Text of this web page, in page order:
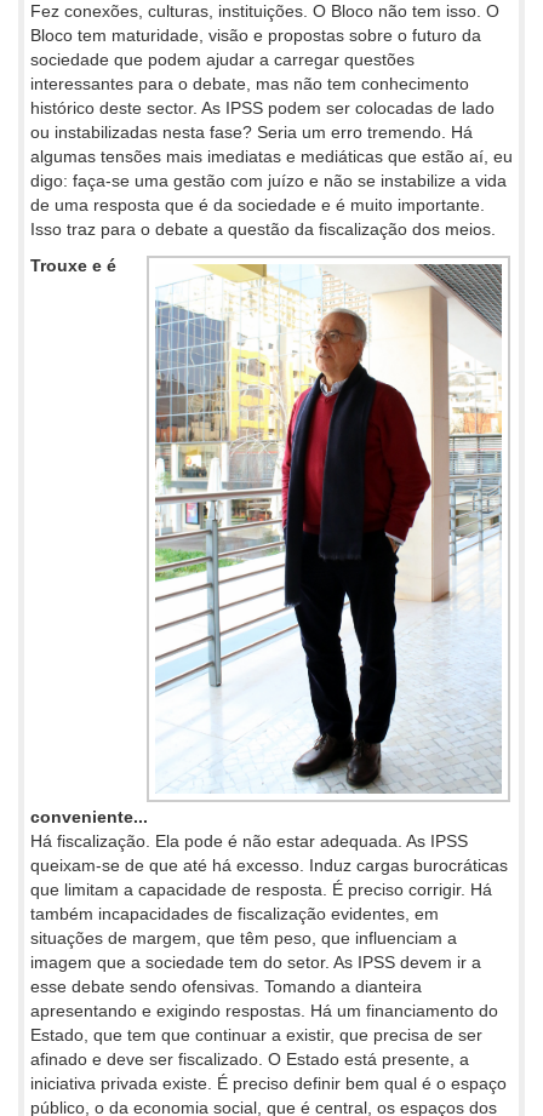
Fez conexões, culturas, instituições. O Bloco não tem isso. O
Bloco tem maturidade, visão e propostas sobre o futuro da
sociedade que podem ajudar a carregar questões
interessantes para o debate, mas não tem conhecimento
histórico deste sector. As IPSS podem ser colocadas de lado
ou instabilizadas nesta fase? Seria um erro tremendo. Há
algumas tensões mais imediatas e mediáticas que estão aí, eu
digo: faça-se uma gestão com juízo e não se instabilize a vida
de uma resposta que é da sociedade e é muito importante.
Isso traz para o debate a questão da fiscalização dos meios.
Trouxe e é
conveniente...
Há fiscalização. Ela pode é não estar adequada. As IPSS
queixam-se de que até há excesso. Induz cargas burocráticas
que limitam a capacidade de resposta. É preciso corrigir. Há
também incapacidades de fiscalização evidentes, em
situações de margem, que têm peso, que influenciam a
imagem que a sociedade tem do setor. As IPSS devem ir a
esse debate sendo ofensivas. Tomando a dianteira
apresentando e exigindo respostas. Há um financiamento do
Estado, que tem que continuar a existir, que precisa de ser
afinado e deve ser fiscalizado. O Estado está presente, a
iniciativa privada existe. É preciso definir bem qual é o espaço
público, o da economia social, que é central, os espaços dos